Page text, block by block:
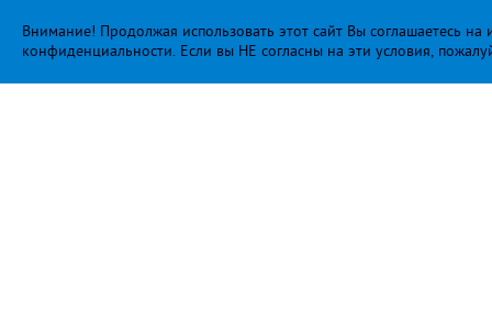
Внимание! Продолжая использовать этот сайт Вы соглашаетесь
конфиденциальности. Если вы НЕ согласны на эти условия,